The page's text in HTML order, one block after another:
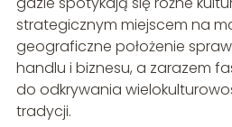
strategicznym miejscem na
geograficzne położenie
handlu i biznesu, a zarazem
do odkrywania
tradycji.